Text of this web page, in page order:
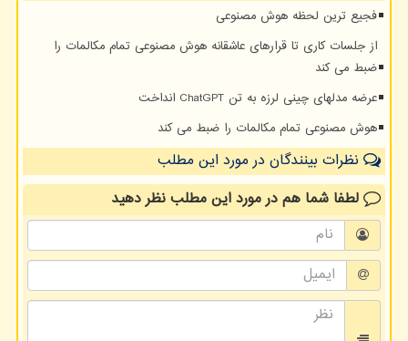
فجیع ترین لحظه هوش مصنوعی
از جلسات کاری تا قرارهای عاشقانه هوش مصنوعی تمام مکالمات را
ضبط می کند
عرضه مدلهای چینی لرزه به تن ChatGPT انداخت
هوش مصنوعی تمام مکالمات را ضبط می کند
نظرات بینندگان در مورد این مطلب
لطفا شما همدر مورد این مطلبنظر دهید